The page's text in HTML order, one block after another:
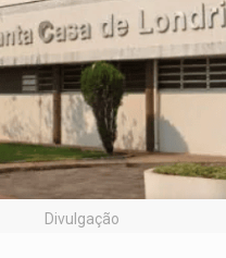
Divulgação